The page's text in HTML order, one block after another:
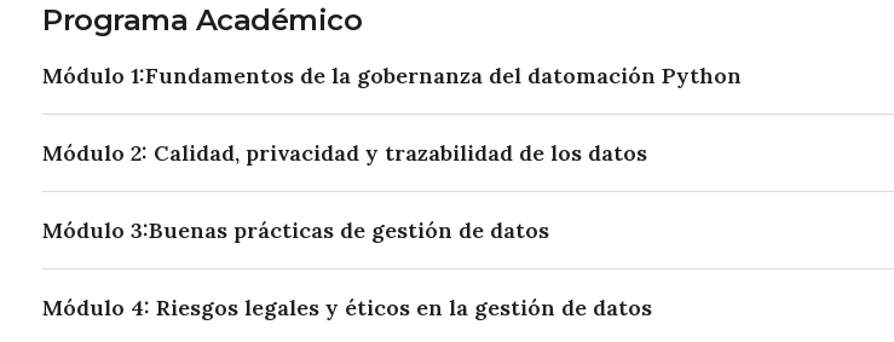
Programa Académico
Módulo 1:Fundamentos de la gobernanza del datomación Python
Módulo 2: Calidad, privacidad y trazabilidad de los datos
Módulo 3:Buenas prácticas de gestión de datos
Módulo 4: Riesgos legales y éticos en la gestión de datos